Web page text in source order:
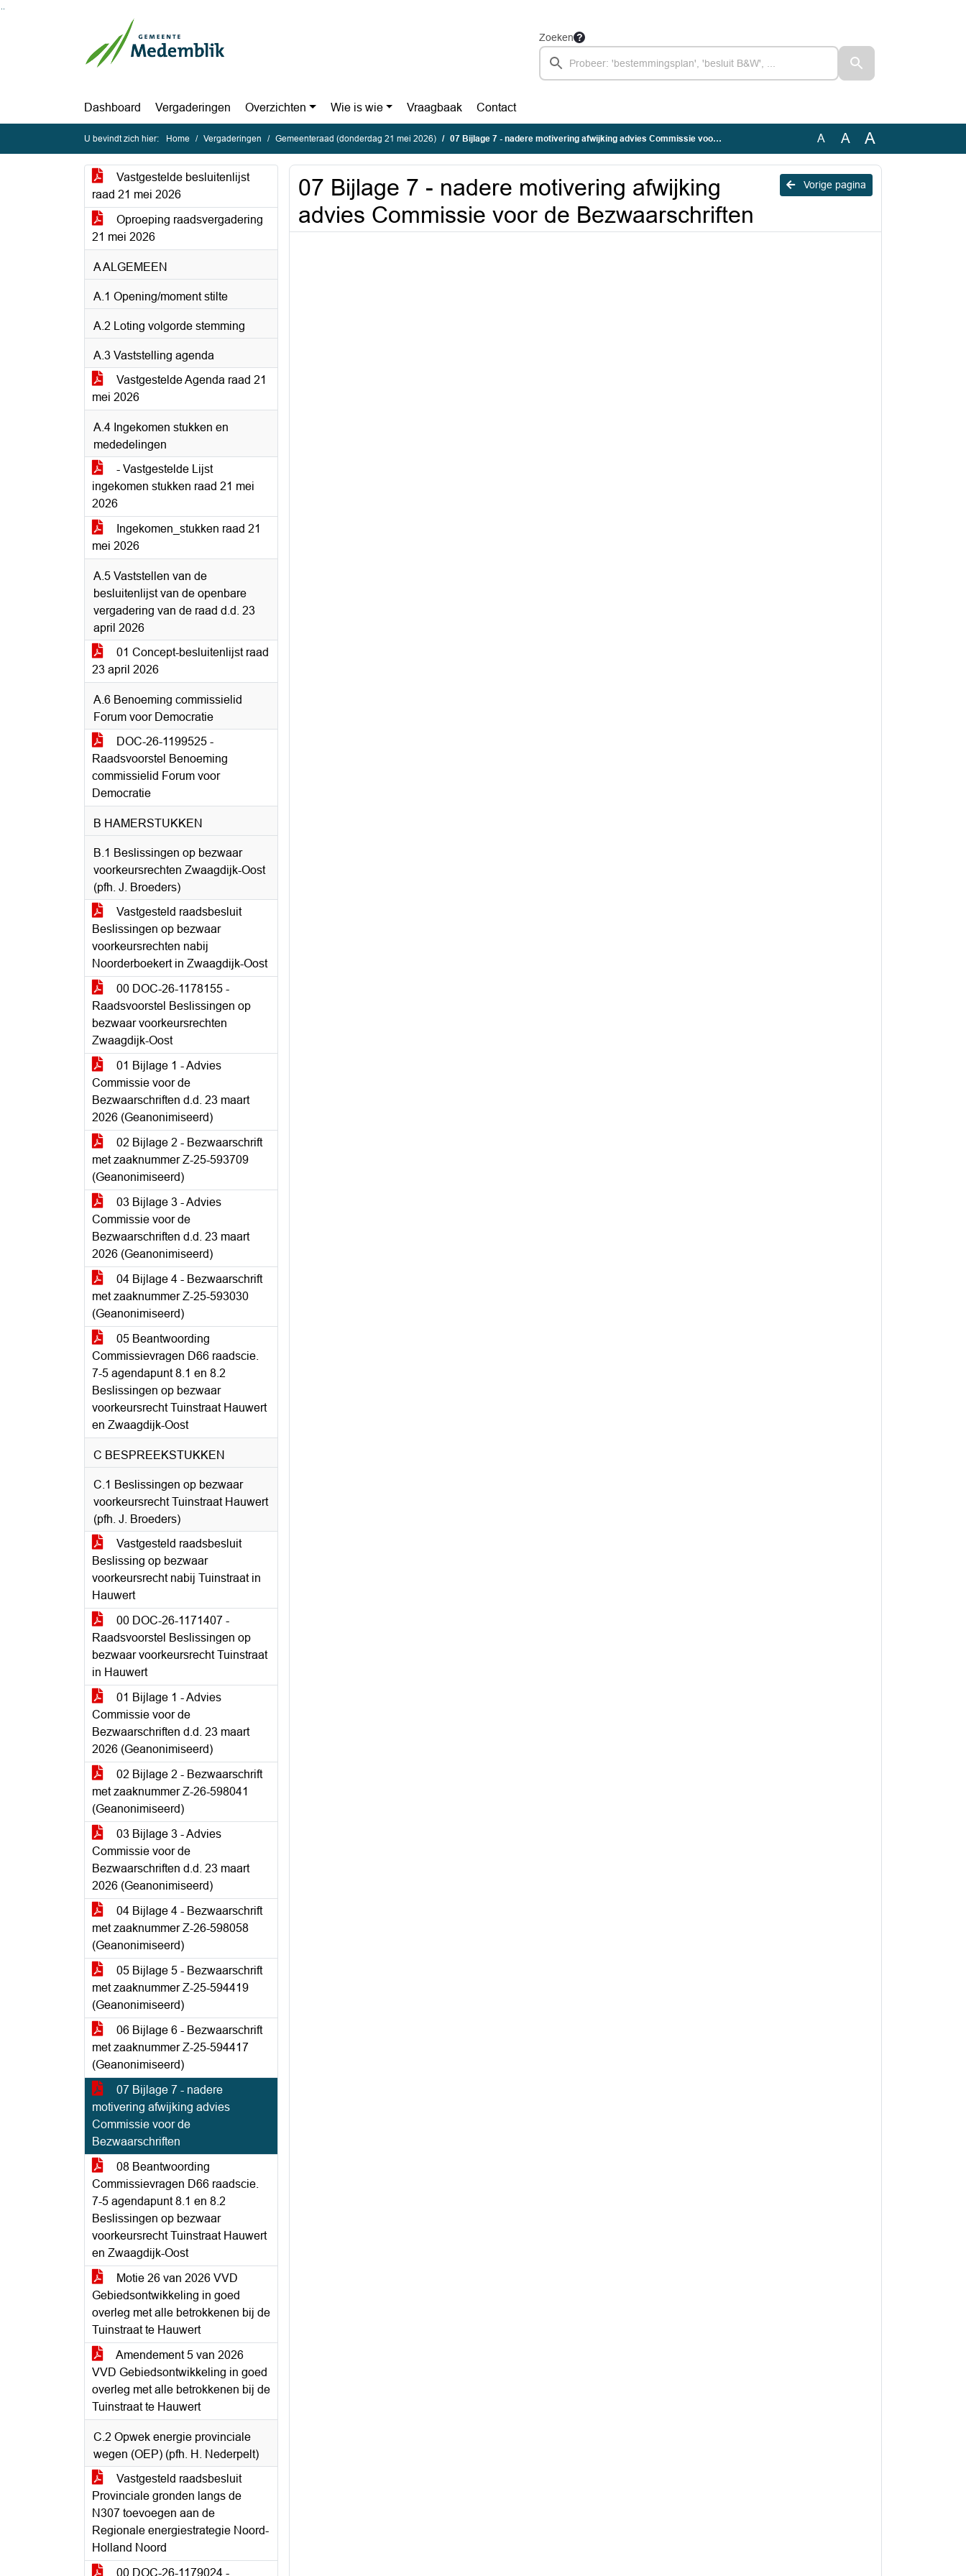
Ga naar de inhoud van deze pagina
Zoeken
Dashboard Vergaderingen Overzichten Wie is wie Vraagbaak Contact
U bevindt zich hier: Home Vergaderingen Gemeenteraad (donderdag 21 mei 2026) 07 Bijlage 7 - nadere motivering afwijking advies Commissie voor de Bezwaarschriften A A A
Vastgestelde besluitenlijst
raad 21 mei 2026
Oproeping raadsvergadering
21 mei 2026
A ALGEMEEN
A.1 Opening/moment stilte
A.2 Loting volgorde stemming
A.3 Vaststelling agenda
Vastgestelde Agenda raad 21
mei 2026
A.4 Ingekomen stukken en
mededelingen
- Vastgestelde Lijst
ingekomen stukken raad 21 mei
2026
Ingekomen_stukken raad 21
mei 2026
A.5 Vaststellen van de
besluitenlijst van de openbare
vergadering van de raad d.d. 23
april 2026
01 Concept-besluitenlijst raad
23 april 2026
A.6 Benoeming commissielid
Forum voor Democratie
DOC-26-1199525 -
Raadsvoorstel Benoeming
commissielid Forum voor
Democratie
B HAMERSTUKKEN
B.1 Beslissingen op bezwaar
voorkeursrechten Zwaagdijk-Oost
(pfh. J. Broeders)
Vastgesteld raadsbesluit
Beslissingen op bezwaar
voorkeursrechten nabij
Noorderboekert in Zwaagdijk-Oost
00 DOC-26-1178155 -
Raadsvoorstel Beslissingen op
bezwaar voorkeursrechten
Zwaagdijk-Oost
01 Bijlage 1 - Advies
Commissie voor de
Bezwaarschriften d.d. 23 maart
2026 (Geanonimiseerd)
02 Bijlage 2 - Bezwaarschrift
met zaaknummer Z-25-593709
(Geanonimiseerd)
03 Bijlage 3 - Advies
Commissie voor de
Bezwaarschriften d.d. 23 maart
2026 (Geanonimiseerd)
04 Bijlage 4 - Bezwaarschrift
met zaaknummer Z-25-593030
(Geanonimiseerd)
05 Beantwoording
Commissievragen D66 raadscie.
7-5 agendapunt 8.1 en 8.2
Beslissingen op bezwaar
voorkeursrecht Tuinstraat Hauwert
en Zwaagdijk-Oost
C BESPREEKSTUKKEN
C.1 Beslissingen op bezwaar
voorkeursrecht Tuinstraat Hauwert
(pfh. J. Broeders)
Vastgesteld raadsbesluit
Beslissing op bezwaar
voorkeursrecht nabij Tuinstraat in
Hauwert
00 DOC-26-1171407 -
Raadsvoorstel Beslissingen op
bezwaar voorkeursrecht Tuinstraat
in Hauwert
01 Bijlage 1 - Advies
Commissie voor de
Bezwaarschriften d.d. 23 maart
2026 (Geanonimiseerd)
02 Bijlage 2 - Bezwaarschrift
met zaaknummer Z-26-598041
(Geanonimiseerd)
03 Bijlage 3 - Advies
Commissie voor de
Bezwaarschriften d.d. 23 maart
2026 (Geanonimiseerd)
04 Bijlage 4 - Bezwaarschrift
met zaaknummer Z-26-598058
(Geanonimiseerd)
05 Bijlage 5 - Bezwaarschrift
met zaaknummer Z-25-594419
(Geanonimiseerd)
06 Bijlage 6 - Bezwaarschrift
met zaaknummer Z-25-594417
(Geanonimiseerd)
07 Bijlage 7 - nadere
motivering afwijking advies
Commissie voor de
Bezwaarschriften
08 Beantwoording
Commissievragen D66 raadscie.
7-5 agendapunt 8.1 en 8.2
Beslissingen op bezwaar
voorkeursrecht Tuinstraat Hauwert
en Zwaagdijk-Oost
Motie 26 van 2026 VVD
Gebiedsontwikkeling in goed
overleg met alle betrokkenen bij de
Tuinstraat te Hauwert
Amendement 5 van 2026
VVD Gebiedsontwikkeling in goed
overleg met alle betrokkenen bij de
Tuinstraat te Hauwert
C.2 Opwek energie provinciale
wegen (OEP) (pfh. H. Nederpelt)
Vastgesteld raadsbesluit
Provinciale gronden langs de
N307 toevoegen aan de
Regionale energiestrategie Noord-
Holland Noord
00 DOC-26-1179024 -
Vorige pagina
07 Bijlage 7 - nadere motivering afwijking
advies Commissie voor de Bezwaarschriften